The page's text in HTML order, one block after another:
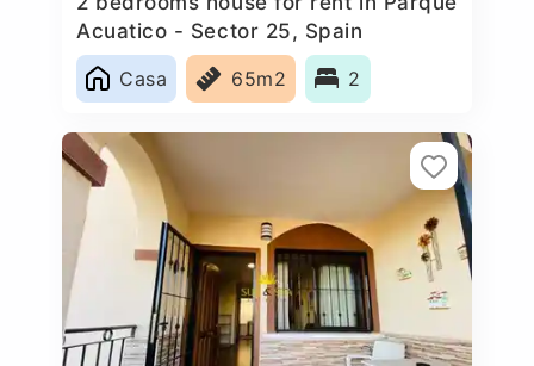
Acuatico - Sector 25, Spain
Casa
65m2 2